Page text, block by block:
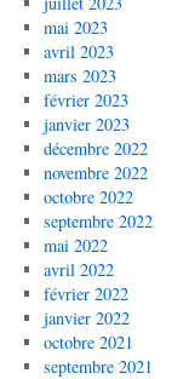
mai 2023
avril 2023
mars 2023
février 2023
janvier 2023
décembre 2022
novembre 2022
octobre 2022
septembre 2022
mai 2022
avril 2022
février 2022
janvier 2022
octobre 2021
septembre 2021